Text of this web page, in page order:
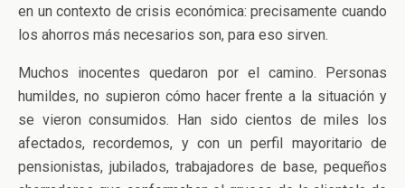
en un contexto de crisis económica: precisamente cuando
los ahorros más necesarios son, para eso sirven.
Muchos inocentes quedaron por el camino. Personas
humildes, no supieron cómo hacer frente a la situación y
se vieron consumidos. Han sido cientos de miles los
afectados, recordemos, y con un perfil mayoritario de
pensionistas, jubilados, trabajadores de base, pequeños